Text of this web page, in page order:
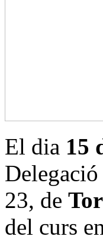
El dia 15
23, de
del curs